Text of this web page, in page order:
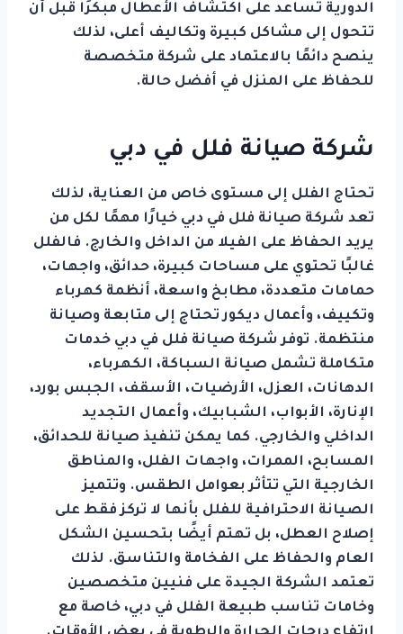
الدورية تساعد على اكتشاف الأعطال مبكرًا قبل أن
تتحول إلى مشاكل كبيرة وتكاليف أعلى، لذلك
ينصح دائمًا بالاعتماد على شركة متخصصة
للحفاظ على المنزل في أفضل حالة.
شركة صيانة فلل في دبي
تحتاج الفلل إلى مستوى خاص من العناية، لذلك
تعد شركة صيانة فلل في دبي خيارًا مهمًا لكل من
يريد الحفاظ على الفيلا من الداخل والخارج. فالفلل
غالبًا تحتوي على مساحات كبيرة، حدائق، واجهات،
حمامات متعددة، مطابخ واسعة، أنظمة كهرباء
وتكييف، وأعمال ديكور تحتاج إلى متابعة وصيانة
منتظمة. توفر شركة صيانة فلل في دبي خدمات
متكاملة تشمل صيانة السباكة، الكهرباء،
الدهانات، العزل، الأرضيات، الأسقف، الجبس بورد،
الإنارة، الأبواب، الشبابيك، وأعمال التجديد
الداخلي والخارجي. كما يمكن تنفيذ صيانة للحدائق،
المسابح، الممرات، واجهات الفلل، والمناطق
الخارجية التي تتأثر بعوامل الطقس. وتتميز
الصيانة الاحترافية للفلل بأنها لا تركز فقط على
إصلاح العطل، بل تهتم أيضًا بتحسين الشكل
العام والحفاظ على الفخامة والتناسق. لذلك
تعتمد الشركة الجيدة على فنيين متخصصين
وخامات تناسب طبيعة الفلل في دبي، خاصة مع